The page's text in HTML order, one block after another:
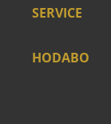
SERVICE
HODABO